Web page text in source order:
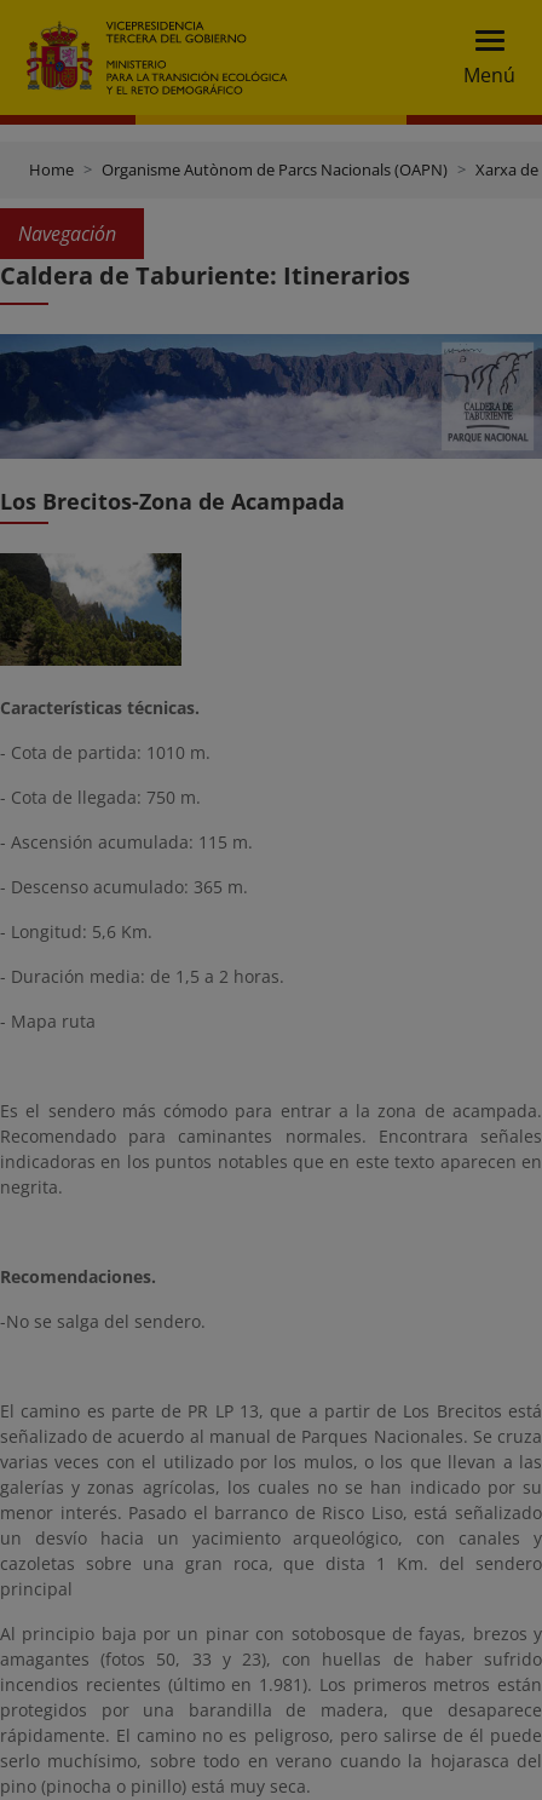
Menú
Home Organisme Autònom de Parcs Nacionals (OAPN) Xarxa
Navegación
Caldera de Taburiente: Itinerarios
Los Brecitos-Zona de Acampada
Características técnicas.
- Cota de partida: 1010 m.
- Cota de llegada: 750 m.
- Ascensión acumulada: 115 m.
- Descenso acumulado: 365 m.
- Longitud: 5,6 Km.
- Duración media: de 1,5 a 2 horas.
- Mapa ruta
Es el sendero más cómodo para entrar a la zona de acampada.
Recomendado para caminantes normales. Encontrara señales
indicadoras en los puntos notables que en este texto aparecen en
negrita.
Recomendaciones.
-No se salga del sendero.
El camino es parte de PR LP 13, que a partir de Los Brecitos está
señalizado de acuerdo al manual de Parques Nacionales. Se cruza
varias veces con el utilizado por los mulos, o los que llevan a las
galerías y zonas agrícolas, los cuales no se han indicado por su
menor interés. Pasado el barranco de Risco Liso, está señalizado
un desvío hacia un yacimiento arqueológico, con canales y
cazoletas sobre una gran roca, que dista 1 Km. del sendero
principal
Al principio baja por un pinar con sotobosque de fayas, brezos y
amagantes (fotos 50, 33 y 23), con huellas de haber sufrido
incendios recientes (último en 1.981). Los primeros metros están
protegidos por una barandilla de madera, que desaparece
rápidamente. El camino no es peligroso, pero salirse de él puede
serlo muchísimo, sobre todo en verano cuando la hojarasca del
pino (pinocha o pinillo) está muy seca.